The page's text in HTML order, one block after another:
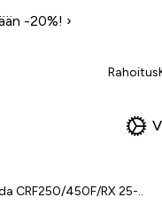
-20%! ›
Rahoitus
CRF250/450F/RX 25-..